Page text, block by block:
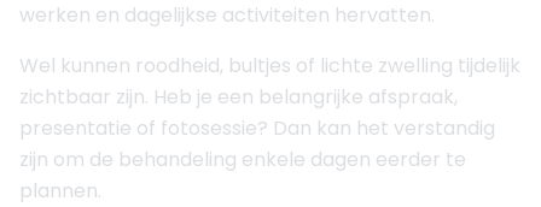
werken en dagelijkse activiteiten hervatten.
Wel kunnen roodheid, bultjes of lichte zwelling tijdelijk
zichtbaar zijn. Heb je een belangrijke afspraak,
presentatie of fotosessie? Dan kan het verstandig
zijn om de behandeling enkele dagen eerder te
plannen.